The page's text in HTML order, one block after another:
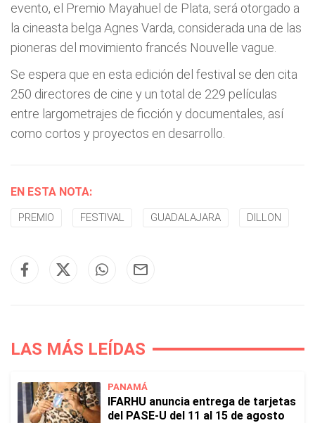
evento, el Premio Mayahuel de Plata, será otorgado a
la cineasta belga Agnes Varda, considerada una de las
pioneras del movimiento francés Nouvelle vague.
Se espera que en esta edición del festival se den cita
250 directores de cine y un total de 229 películas
entre largometrajes de ficción y documentales, así
como cortos y proyectos en desarrollo.
EN ESTA NOTA:
PREMIO FESTIVAL GUADALAJARA DILLON
LAS MÁS LEÍDAS
PANAMÁ
IFARHU anuncia entrega de tarjetas
del PASE-U del 11 al 15 de agosto